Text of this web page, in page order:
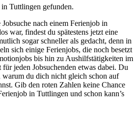
Tuttlingen gefunden.
nach einem Ferienjob in
war, findest du spätestens jetzt eine
sogar schneller als gedacht, denn in
sich einige Ferienjobs, die noch besetzt
bis hin zu Aushilfstätigkeiten im
jeden Jobsuchenden etwas dabei. Du
warum du dich nicht gleich schon auf
Gib den roten Zahlen keine Chance
in Tuttlingen und schon kann’s